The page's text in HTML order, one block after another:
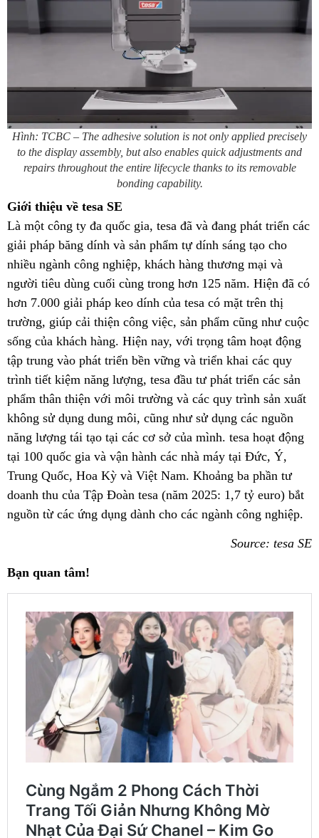
Hình: TCBC – The adhesive solution is not only applied precisely
to the display assembly, but also enables quick adjustments and
repairs throughout the entire lifecycle thanks to its removable
bonding capability.
Giới thiệu về tesa SE
Là một công ty đa quốc gia, tesa đã và đang phát triển các
giải pháp băng dính và sản phẩm tự dính sáng tạo cho
nhiều ngành công nghiệp, khách hàng thương mại và
người tiêu dùng cuối cùng trong hơn 125 năm. Hiện đã có
hơn 7.000 giải pháp keo dính của tesa có mặt trên thị
trường, giúp cải thiện công việc, sản phẩm cũng như cuộc
sống của khách hàng. Hiện nay, với trọng tâm hoạt động
tập trung vào phát triển bền vững và triển khai các quy
trình tiết kiệm năng lượng, tesa đầu tư phát triển các sản
phẩm thân thiện với môi trường và các quy trình sản xuất
không sử dụng dung môi, cũng như sử dụng các nguồn
năng lượng tái tạo tại các cơ sở của mình. tesa hoạt động
tại 100 quốc gia và vận hành các nhà máy tại Đức, Ý,
Trung Quốc, Hoa Kỳ và Việt Nam. Khoảng ba phần tư
doanh thu của Tập Đoàn tesa (năm 2025: 1,7 tỷ euro) bắt
nguồn từ các ứng dụng dành cho các ngành công nghiệp.
Source: tesa SE
Bạn quan tâm!